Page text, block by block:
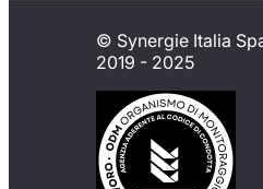
© Synergie Italia
2019 - 2025